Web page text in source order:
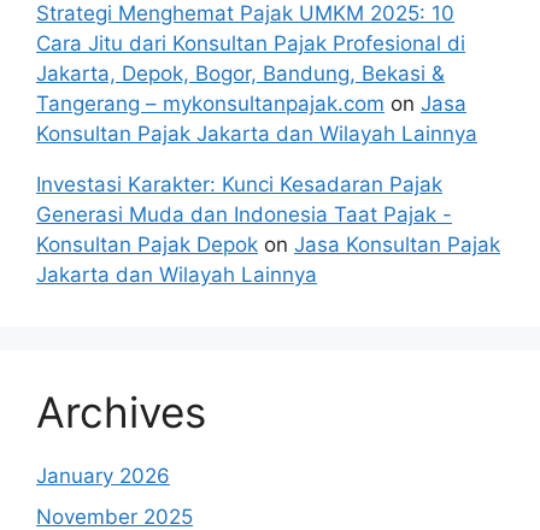
Strategi Menghemat Pajak UMKM 2025: 10
Cara Jitu dari Konsultan Pajak Profesional di
Jakarta, Depok, Bogor, Bandung, Bekasi &
Tangerang – mykonsultanpajak.com on Jasa
Konsultan Pajak Jakarta dan Wilayah Lainnya
Investasi Karakter: Kunci Kesadaran Pajak
Generasi Muda dan Indonesia Taat Pajak -
Konsultan Pajak Depok on Jasa Konsultan Pajak
Jakarta dan Wilayah Lainnya
Archives
January 2026
November 2025